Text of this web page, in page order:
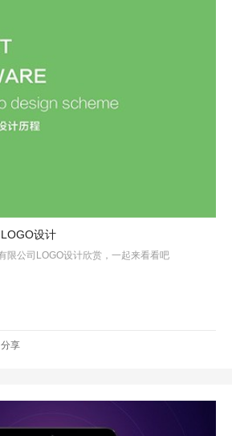
设计
限公司LOGO设计欣赏，一起来看看吧
分享